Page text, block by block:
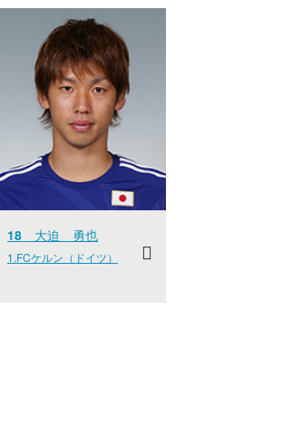
18 大迫 勇也
1.FCケルン（ドイツ）